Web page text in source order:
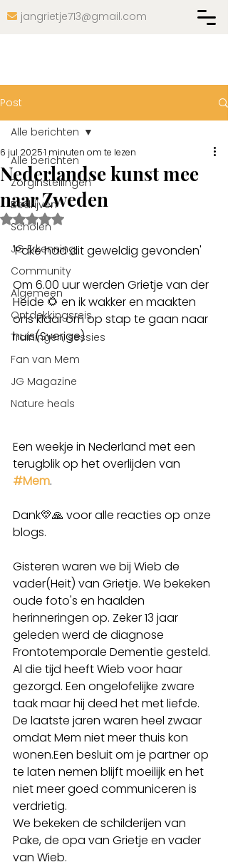
 jangrietje713@gmail.com
Post
Alle berichten
Zorginstellingen
Bedrijven
Scholen
JG Erkenning
Community
Algemeen
Ontdekkingsreis
Trainingen, sessies
Fan van Mem
JG Magazine
Nature heals
Alle berichten
Nederlandse kunst mee
naar Zweden
6 jul 20251 minuten om te lezen
Beoordeeld met NaN uit 5 sterren.
'Pake had dit geweldig gevonden'
Om 6.00 uur werden Grietje van der
Heide 🌻 en ik wakker en maakten
ons klaar om op stap te gaan naar
huis(Sverige)
Een weekje in Nederland met een
terugblik op het overlijden van
#Mem.
Dank💛🙏 voor alle reacties op onze
blogs.
Gisteren waren we bij Wieb de
vader(Heit) van Grietje. We bekeken
oude foto's en haalden
herinneringen op. Zeker 13 jaar
geleden werd de diagnose
Frontotemporale Dementie gesteld.
Al die tijd heeft Wieb voor haar
gezorgd. Een ongelofelijke zware
taak maar hij deed het met liefde.
De laatste jaren waren heel zwaar
omdat Mem niet meer thuis kon
wonen.Een besluit om je partner op
te laten nemen blijft moeilijk en het
niet meer goed communiceren is
verdrietig.
We bekeken de schilderijen van
Pake, de opa van Grietje en vader
van Wieb.